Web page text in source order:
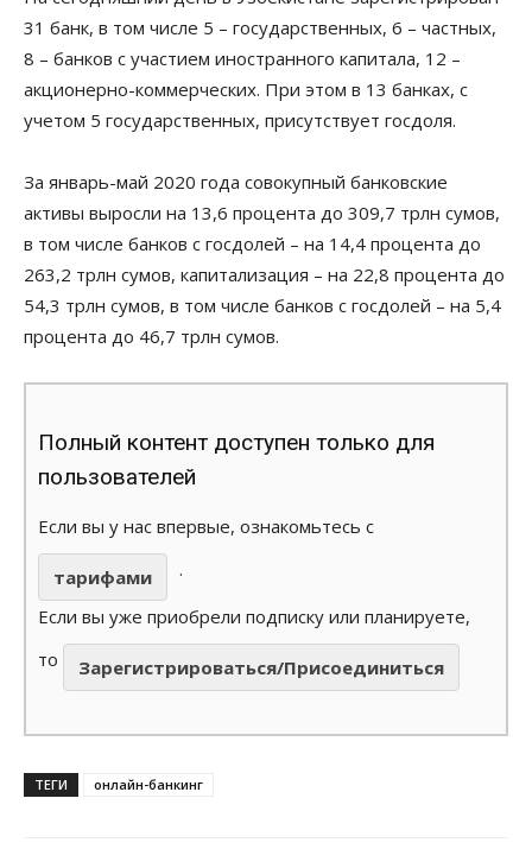
31 банк, в том числе 5 – государственных, 6 – частных,
8 – банков с участием иностранного капитала, 12 –
акционерно-коммерческих. При этом в 13 банках, с
учетом 5 государственных, присутствует госдоля.
За январь-май 2020 года совокупный банковские
активы выросли на 13,6 процента до 309,7 трлн сумов,
в том числе банков с госдолей – на 14,4 процента до
263,2 трлн сумов, капитализация – на 22,8 процента до
54,3 трлн сумов, в том числе банков с госдолей – на 5,4
процента до 46,7 трлн сумов.
Полный контент доступен только для
пользователей
Если вы у нас впервые, ознакомьтесь с
тарифами
.
Если вы уже приобрели подписку или планируете,
то
Зарегистрироваться/Присоединиться
ТЕГИ онлайн-банкинг